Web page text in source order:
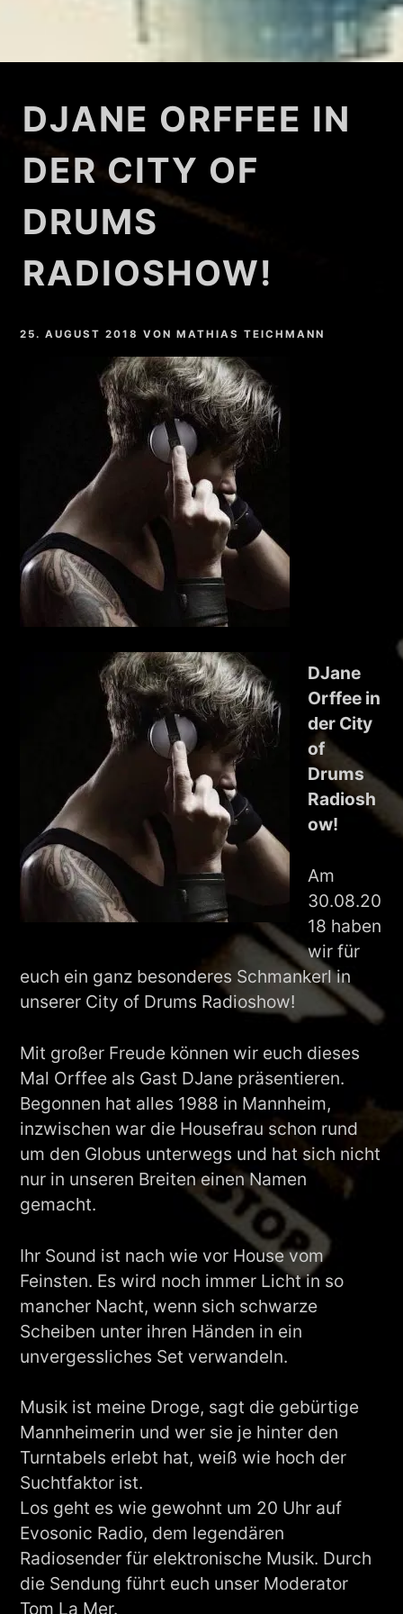
DJANE ORFFEE IN
DER CITY OF
DRUMS
RADIOSHOW!
25. AUGUST 2018 VONMATHIAS TEICHMANN
DJane
Orffee in
der City
of
Drums
Radiosh
ow!
Am
30.08.20
18 haben
wir für
euch ein ganz besonderes Schmankerl in
unserer City of Drums Radioshow!
Mit großer Freude können wir euch dieses
Mal Orffee als Gast DJane präsentieren.
Begonnen hat alles 1988 in Mannheim,
inzwischen war die Housefrau schon rund
um den Globus unterwegs und hat sich nicht
nur in unseren Breiten einen Namen
gemacht.
Ihr Sound ist nach wie vor House vom
Feinsten. Es wird noch immer Licht in so
mancher Nacht, wenn sich schwarze
Scheiben unter ihren Händen in ein
unvergessliches Set verwandeln.
Musik ist meine Droge, sagt die gebürtige
Mannheimerin und wer sie je hinter den
Turntabels erlebt hat, weiß wie hoch der
Suchtfaktor ist.
Los geht es wie gewohnt um 20 Uhr auf
Evosonic Radio, dem legendären
Radiosender für elektronische Musik. Durch
die Sendung führt euch unser Moderator
Tom La Mer.